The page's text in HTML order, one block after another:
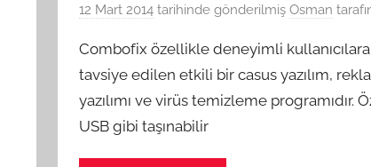
12 Mart 2014 tarihinde gönderilmiş Osman
Combofix özellikle deneyimli kullanıcılara
tavsiye edilen etkili bir casus yazılım,
yazılımı ve virüs temizleme programıdır.
USB gibi taşınabilir